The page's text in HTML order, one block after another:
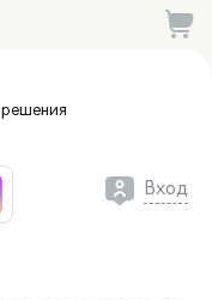
решения
Вход